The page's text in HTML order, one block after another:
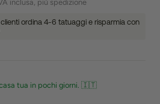
inclusa, più spedizione
ordina 4-6 tatuaggi e risparmia con
tua in pochi giorni. 🇮🇹